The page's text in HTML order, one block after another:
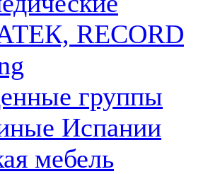
RECORD
группы
Испании
мебель